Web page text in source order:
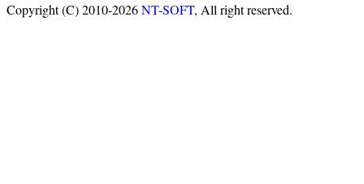
Copyright (C) 2010-2026NT-SOFT, All right reserved.